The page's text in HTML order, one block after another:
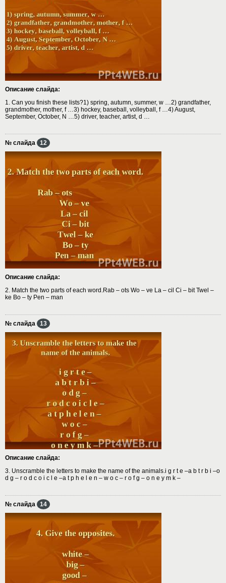
Описание слайда:
1. Can you finish these lists?1) spring, autumn, summer, w …2) grandfather,
grandmother, mother, f …3) hockey, baseball, volleyball, f …4) August,
September, October, N …5) driver, teacher, artist, d …
№ слайда 12
Описание слайда:
2. Match the two parts of each word.Rab – ots Wo – ve La – cil Ci – bit Twel –
ke Bo – ty Pen – man
№ слайда 13
Описание слайда:
3. Unscramble the letters to make the name of the animals.i g r t e –a b t r b i –o
d g – r o d c o i c l e –a t p h e l e n – w o c – r o f g – o n e y m k –
№ слайда 14